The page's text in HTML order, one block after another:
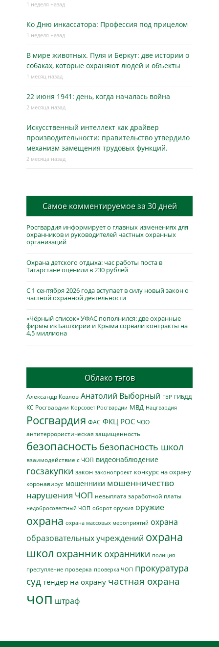
1 неделя назад
Ко Дню инкассатора: Профессия под прицелом
1 неделя назад
В мире животных. Пуля и Беркут: две истории о
собаках, которые охраняют людей и объекты
1 месяц назад
22 июня 1941: день, когда началась война
2 месяца назад
Искусственный интеллект как драйвер
производительности: правительство утвердило
механизм замещения трудовых функций.
2 месяца назад
Самое комментируемое за 30 дней
Росгвардия информирует о главных изменениях для
охранников и руководителей частных охранных
организаций
Охрана детского отдыха: час работы поста в
Татарстане оценили в 230 рублей
С 1 сентября 2026 года вступает в силу новый закон о
частной охранной деятельности
«Чёрный список» УФАС пополнился: две охранные
фирмы из Башкирии и Крыма сорвали контракты на
4,5 миллиона
Облако тэгов
Александр Козлов Анатолий Выборный ГБР ГИБДД
КС Росгвардии Корсовет Росгвардии МВД Нацгвардия
Росгвардия ФАС ФКЦ РОС ЧОО
антитеррористическая защищенность
безопасность безопасность школ
взаимодействие с ЧОП видеонаблюдение
госзакупки закон законопроект конкурс на охрану
коронавирус мошенники мошенничество
нарушения ЧОП невыплата заработной платы
недобросовестный ЧОП оборот оружия оружие
охрана охрана массовых мероприятий охрана
образовательных учреждений охрана
школ охранник охранники полиция
преступление проверка проверка ЧОП прокуратура
суд тендер на охрану частная охрана
чоп штраф